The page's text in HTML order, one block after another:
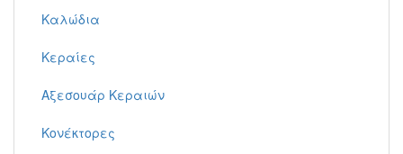
Καλώδια
Κεραίες
Αξεσουάρ Κεραιών
Κονέκτορες